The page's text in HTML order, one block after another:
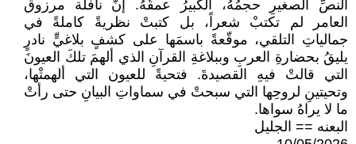
النصِّ الصغيرِ حجمُهُ، الكبيرُ عمقُهُ. إنَّ نافلة مرزوق
العامر لم تكتبْ شعراً، بل كتبتْ نظريةً كاملةً في
جمالياتِ التلقي، موقّعةً باسمَها على كشفٍ بلاغيٍّ نادرٍ
يليقُ بحضارةِ العربِ وببلاغةِ القرآنِ الذي ألهمَ تلكَ العيونَ
التي قالتْ فيهِ القصيدةَ. فتحيةً للعيون التي ألهمتْها،
وتحيتينِ لروحِها التي سبحتْ في سماواتِ البيانِ حتى رأتْ
ما لا يراهُ سواها.
البعنه == الجليل